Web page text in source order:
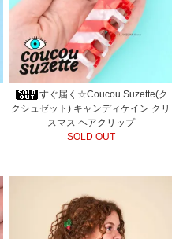
すぐ届く☆Coucou Suzette(ク
クシュゼット) キャンディケイン クリ
スマス ヘアクリップ
SOLD OUT